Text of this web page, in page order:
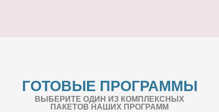
ГОТОВЫЕ ПРОГРАММЫ
ВЫБЕРИТЕ ОДИН ИЗ КОМПЛЕКСНЫХ
ПАКЕТОВ НАШИХ ПРОГРАММ